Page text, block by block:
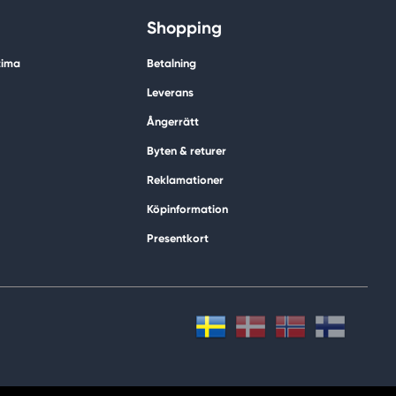
Shopping
Betalning
Leverans
Ångerrätt
Byten & returer
Reklamationer
Köpinformation
Presentkort